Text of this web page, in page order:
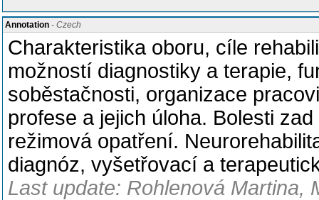
Annotation - Czech
Charakteristika oboru, cíle
možností diagnostiky a terapie,
soběstačnosti, organizace
profese a jejich úloha. Bolesti
režimová opatření.
diagnóz, vyšetřovací a
Last update: Rohlenová Martina,